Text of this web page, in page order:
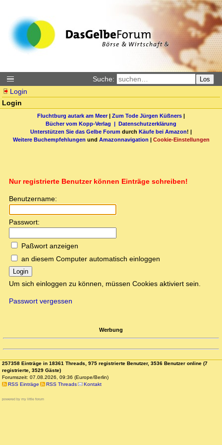
Suche: Los
Login
Login
Fluchtburg autark am Meer| Zum Tode Jürgen Küßners |
Bücher vom Kopp-Verlag | Datenschutzerklärung
Unterstützen Sie das Gelbe Forum durch Käufe bei Amazon! |
Weitere Buchempfehlungen und Amazonnavigation | Cookie-Einstellungen
Nur registrierte Benutzer können Einträge schreiben!
Benutzername:
Passwort:
Paßwort anzeigen
an diesem Computer automatisch einloggen
Login
Um sich einloggen zu können, müssen Cookies aktiviert sein.
Passwort vergessen
Werbung
257358 Einträge in 18361 Threads, 975 registrierte Benutzer, 3536 Benutzer online (7
registrierte, 3529 Gäste)
Forumszeit: 07.08.2026, 09:36 (Europe/Berlin)
RSS Einträge
RSS Threads Kontakt
powered by my little forum